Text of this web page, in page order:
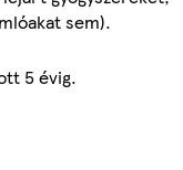
sem).
5 évig.